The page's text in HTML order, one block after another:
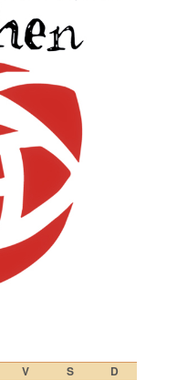
V S D